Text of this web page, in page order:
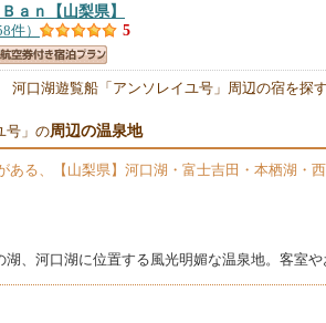
ａｎ 【山梨県】
件） 5
ｄｅｌ ｏｔｔｏ【山梨県】
ユ【山梨県】
ｏｓｔｅｌ Ｍｉｃｈａｅｌ’ｓ【山梨県】
河口湖遊覧船「アンソレイユ号」周辺の宿を探す
号」の周辺の温泉地
ある、【山梨県】河口湖・富士吉田・本栖湖・
湖、河口湖に位置する風光明媚な温泉地。客室や